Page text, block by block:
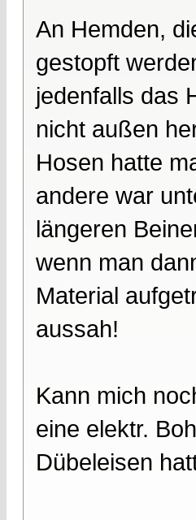
An Hemden,
gestopft
jedenfalls das
nicht außen
Hosen hatte
andere war
längeren
wenn man
Material
aussah!
Kann mich
eine elektr.
Dübeleisen